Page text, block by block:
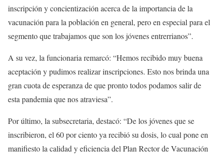
inscripción y concientización acerca de la importancia de la
vacunación para la población en general, pero en especial para el
segmento que trabajamos que son los jóvenes entrerrianos”.
A su vez, la funcionaria remarcó: “Hemos recibido muy buena
aceptación y pudimos realizar inscripciones. Esto nos brinda una
gran cuota de esperanza de que pronto todos podamos salir de
esta pandemia que nos atraviesa”.
Por último, la subsecretaria, destacó: “De los jóvenes que se
inscribieron, el 60 por ciento ya recibió su dosis, lo cual pone en
manifiesto la calidad y eficiencia del Plan Rector de Vacunación